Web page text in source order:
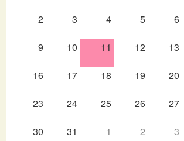
2 3 4 5 6
9 10 11 12 13
16 17 18 19 20
23 24 25 26 27
30 31 1 2 3